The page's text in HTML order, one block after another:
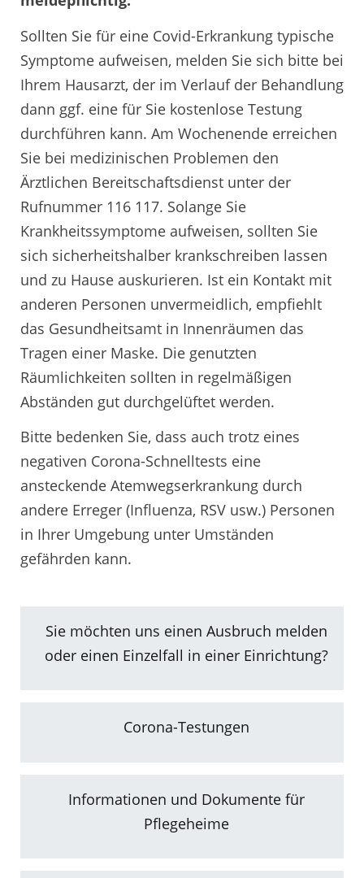
Sollten Sie für eine Covid-Erkrankung typische
Symptome aufweisen, melden Sie sich bitte bei
Ihrem Hausarzt, der im Verlauf der Behandlung
dann ggf. eine für Sie kostenlose Testung
durchführen kann. Am Wochenende erreichen
Sie bei medizinischen Problemen den
Ärztlichen Bereitschaftsdienst unter der
Rufnummer 116 117. Solange Sie
Krankheitssymptome aufweisen, sollten Sie
sich sicherheitshalber krankschreiben lassen
und zu Hause auskurieren. Ist ein Kontakt mit
anderen Personen unvermeidlich, empfiehlt
das Gesundheitsamt in Innenräumen das
Tragen einer Maske. Die genutzten
Räumlichkeiten sollten in regelmäßigen
Abständen gut durchgelüftet werden.
Bitte bedenken Sie, dass auch trotz eines
negativen Corona-Schnelltests eine
ansteckende Atemwegserkrankung durch
andere Erreger (Influenza, RSV usw.) Personen
in Ihrer Umgebung unter Umständen
gefährden kann.
Sie möchten uns einen Ausbruch melden
oder einen Einzelfall in einer Einrichtung?
Corona-Testungen
Informationen und Dokumente für
Pflegeheime